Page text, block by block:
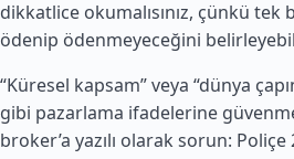
dikkatlice okumalısınız, çünkü
ödenip ödenmeyeceğini
“Küresel kapsam” veya “dünya
gibi pazarlama ifadelerine
broker’a yazılı olarak sorun: Poliçe